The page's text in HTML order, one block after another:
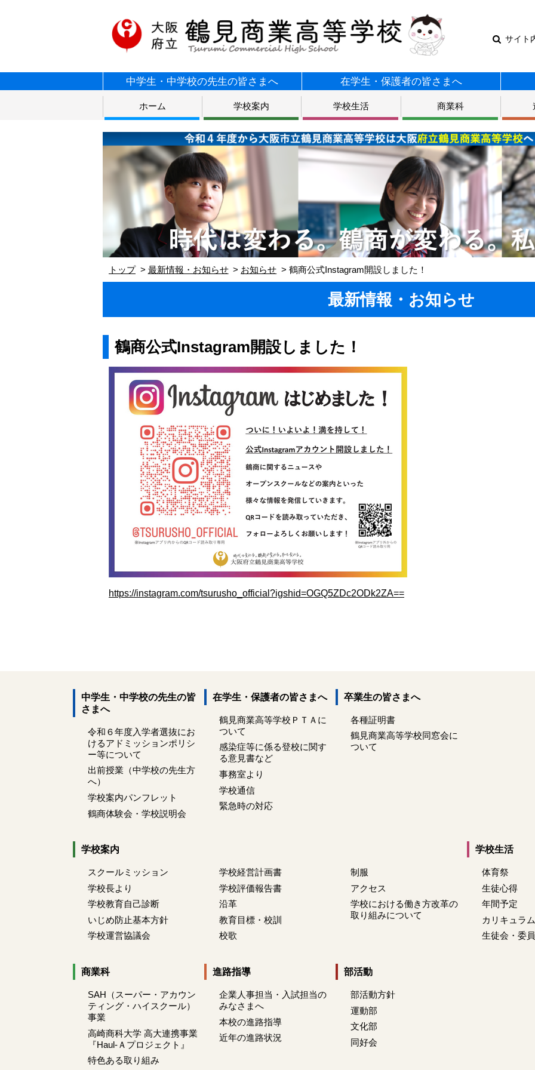
サイト
中学生・中学校の先生の皆さまへ 在学生・保護者の皆さまへ
ホーム 学校案内 学校生活 商業科
トップ 最新情報・お知らせ お知らせ 鶴商公式Instagram開設しました！
最新情報・お知らせ
鶴商公式Instagram開設しました！
https://instagram.com/tsurusho_official?igshid=OGQ5ZDc2ODk2ZA==
中学生・中学校の先生の皆
さまへ
令和６年度入学者選抜にお
けるアドミッションポリシ
ー等について
出前授業（中学校の先生方
へ）
学校案内パンフレット
鶴商体験会・学校説明会
在学生・保護者の皆さまへ
鶴見商業高等学校ＰＴＡに
ついて
感染症等に係る登校に関す
る意見書など
事務室より
学校通信
緊急時の対応
卒業生の皆さまへ
各種証明書
鶴見商業高等学校同窓会に
ついて
学校案内
スクールミッション
学校長より
学校教育自己診断
いじめ防止基本方針
学校運営協議会
学校経営計画書
学校評価報告書
沿革
教育目標・校訓
校歌
制服
アクセス
学校における働き方改革の
取り組みについて
学校生活
体育祭
生徒心得
年間予定
カリキュラム
生徒会・委
商業科
SAH（スーパー・アカウン
ティング・ハイスクール）
事業
高崎商科大学 高大連携事業
『Haul-Ａプロジェクト』
特色ある取り組み
進路指導
企業人事担当・入試担当の
みなさまへ
本校の進路指導
近年の進路状況
部活動
部活動方針
運動部
文化部
同好会